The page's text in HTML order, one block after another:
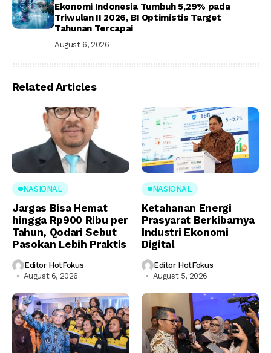
Ekonomi Indonesia Tumbuh 5,29% pada
Triwulan II 2026, BI Optimistis Target
Tahunan Tercapai
August 6, 2026
Related Articles
NASIONAL
Jargas Bisa Hemat
hingga Rp900 Ribu per
Tahun, Qodari Sebut
Pasokan Lebih Praktis
Editor HotFokus
August 6, 2026
NASIONAL
Ketahanan Energi
Prasyarat Berkibarnya
Industri Ekonomi
Digital
Editor HotFokus
August 5, 2026